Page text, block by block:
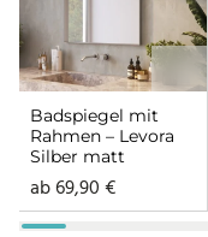
Badspiegel mit
Rahmen – Levora
Silber matt
ab69,90€